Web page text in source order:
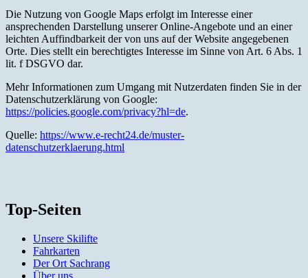
Die Nutzung von Google Maps erfolgt im Interesse einer
ansprechenden Darstellung unserer Online-Angebote und an einer
leichten Auffindbarkeit der von uns auf der Website angegebenen
Orte. Dies stellt ein berechtigtes Interesse im Sinne von Art. 6 Abs. 1
lit. f DSGVO dar.
Mehr Informationen zum Umgang mit Nutzerdaten finden Sie in der
Datenschutzerklärung von Google:
https://policies.google.com/privacy?hl=de.
Quelle: https://www.e-recht24.de/muster-
datenschutzerklaerung.html
Top-Seiten
Unsere Skilifte
Fahrkarten
Der Ort Sachrang
Über uns